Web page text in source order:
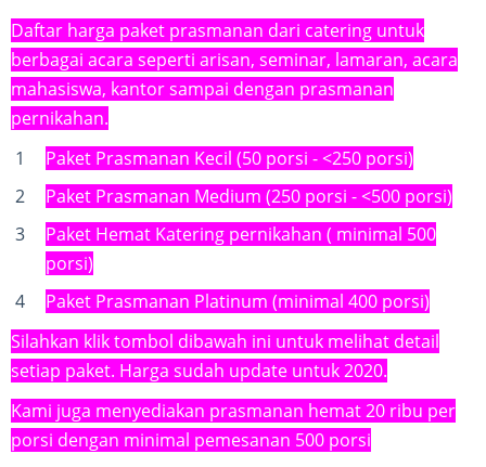
Daftar harga paket prasmanan dari catering untuk
berbagai acara seperti arisan, seminar, lamaran, acara
mahasiswa, kantor sampai dengan prasmanan
pernikahan.
Paket Prasmanan Kecil (50 porsi - <250 porsi)
Paket Prasmanan Medium (250 porsi - <500 porsi)
Paket Hemat Katering pernikahan ( minimal 500
porsi)
Paket Prasmanan Platinum (minimal 400 porsi)
Silahkan klik tombol dibawah ini untuk melihat detail
setiap paket. Harga sudah update untuk 2020.
Kami juga menyediakan prasmanan hemat 20 ribu per
porsi dengan minimal pemesanan 500 porsi